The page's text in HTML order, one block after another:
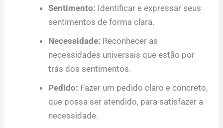
Sentimento: Identificar e expressar seus
sentimentos de forma clara.
Necessidade: Reconhecer as
necessidades universais que estão por
trás dos sentimentos.
Pedido: Fazer um pedido claro e concreto,
que possa ser atendido, para satisfazer a
necessidade.